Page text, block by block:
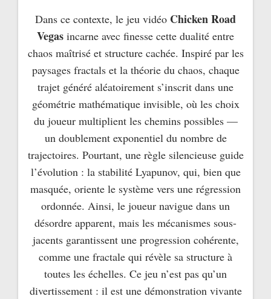
Dans ce contexte, le jeu vidéo Chicken Road
Vegas incarne avec finesse cette dualité entre
chaos maîtrisé et structure cachée. Inspiré par les
paysages fractals et la théorie du chaos, chaque
trajet généré aléatoirement s’inscrit dans une
géométrie mathématique invisible, où les choix
du joueur multiplient les chemins possibles —
un doublement exponentiel du nombre de
trajectoires. Pourtant, une règle silencieuse guide
l’évolution : la stabilité Lyapunov, qui, bien que
masquée, oriente le système vers une régression
ordonnée. Ainsi, le joueur navigue dans un
désordre apparent, mais les mécanismes sous-
jacents garantissent une progression cohérente,
comme une fractale qui révèle sa structure à
toutes les échelles. Ce jeu n’est pas qu’un
divertissement : il est une démonstration vivante